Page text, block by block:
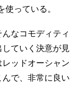
っている。
なコモディティ
ていく決意が見
ッドオーシャン
で、非常に良い